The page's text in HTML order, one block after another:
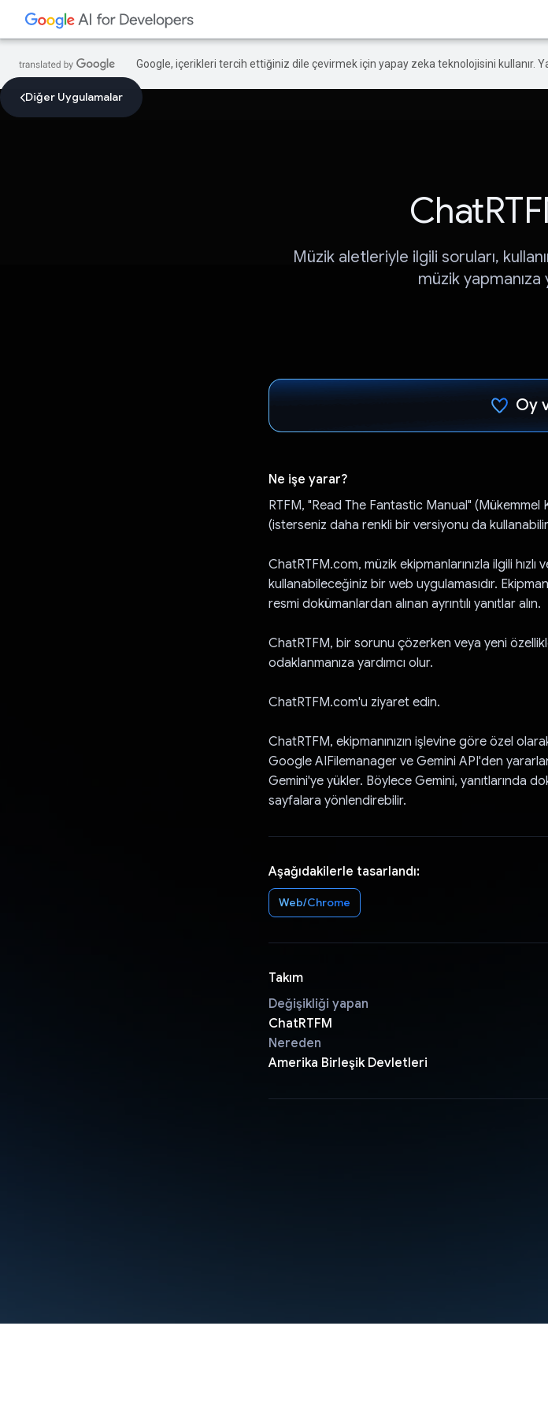
Google, içerikleri tercih ettiğiniz dile çevirmek için yapay zeka teknolojisini kullanır.
Diğer Uygulamalar
Müzik aletleriyle ilgili soruları,
müzik yapmanıza
Oy
Ne işe yarar?
RTFM, "Read The Fantastic Manual" (Mükemmel
(isterseniz daha renkli bir versiyonu da
ChatRTFM.com, müzik ekipmanlarınızla ilgili
kullanabileceğiniz bir web uygulamasıdır.
resmi dokümanlardan alınan ayrıntılı yanıtlar alın.
ChatRTFM, bir sorunu çözerken veya yeni
odaklanmanıza yardımcı olur.
ChatRTFM.com'u ziyaret edin.
ChatRTFM, ekipmanınızın işlevine göre özel
Google AIFilemanager ve Gemini API'den
Gemini'ye yükler. Böylece Gemini, yanıtlarında
sayfalara yönlendirebilir.
Aşağıdakilerle tasarlandı:
Web/Chrome
Takım
Değişikliği yapan
ChatRTFM
Nereden
Amerika Birleşik Devletleri